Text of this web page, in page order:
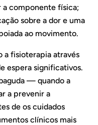
a componente física;
sobre a dor e uma
ao movimento.
a fisioterapia através
espera significativos.
— quando a
a prevenir a
de os cuidados
clínicos mais